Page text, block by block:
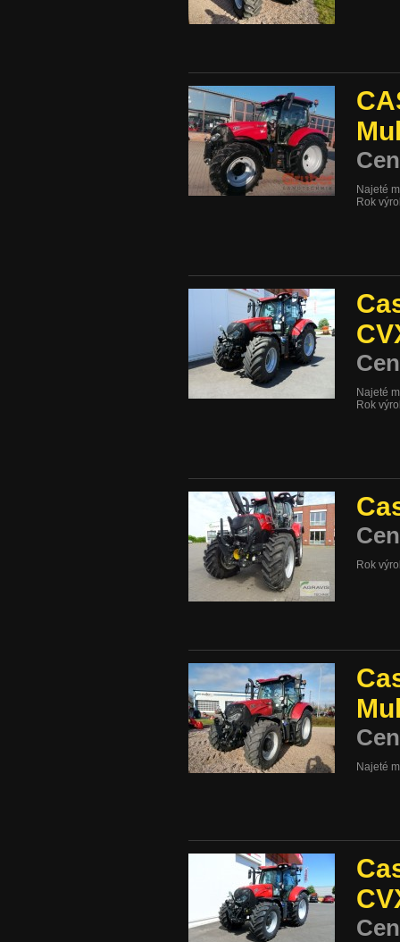
Najeté
Rok
Najeté
Rok
Rok
Najeté